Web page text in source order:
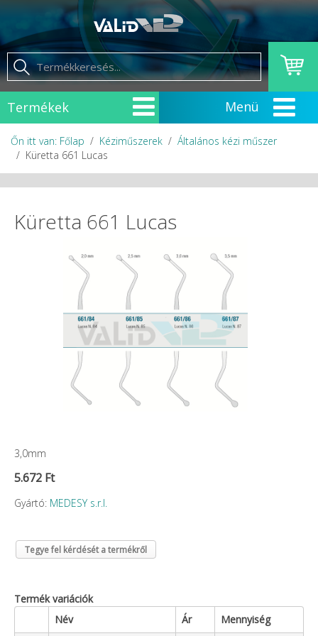
Termékek
Őn itt van: Főlap Kéziműszerek
Általános kézi műszer
Küretta 661 Lucas
Küretta 661 Lucas
3,0mm
5.672 Ft
Gyártó: MEDESY s.r.l.
Tegye fel kérdését a termékről
Termék variációk
Név
Ár
Mennyiség